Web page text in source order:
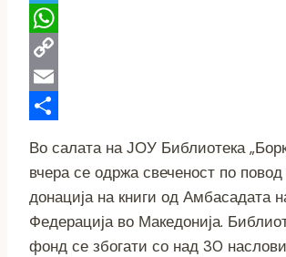
Telegram
WhatsApp
Copy
Link
Email
Во салата на ЈОУ Библиотека
вчера се одржа свеченост по повод
донација на книги од Амбасадата
Федерација во Македонија.
фонд се збогати со над 30